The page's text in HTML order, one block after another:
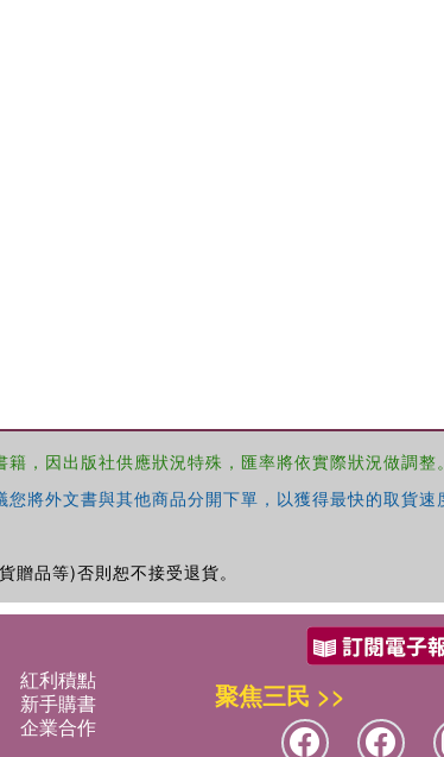
，因出版社供應狀況特殊，匯率將依實際狀況做調整。
將外文書與其他商品分開下單，以獲得最快的取貨速
品等)否則恕不接受退貨。
紅利積點
新手購書
企業合作
聚焦三民 >>